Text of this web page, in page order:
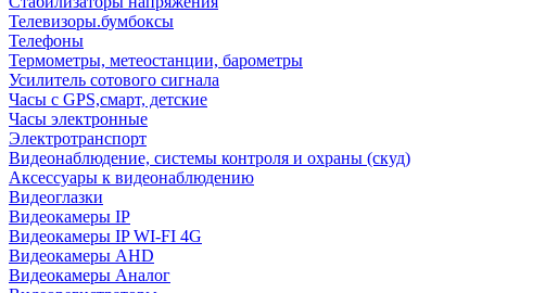
Телевизоры.бумбоксы
Телефоны
Термометры, метеостанции, барометры
Усилитель сотового сигнала
Часы с GPS,смарт, детские
Часы электронные
Электротранспорт
Видеонаблюдение, системы контроля и охраны (скуд)
Аксессуары к видеонаблюдению
Видеоглазки
Видеокамеры IP
Видеокамеры IP WI-FI 4G
Видеокамеры AHD
Видеокамеры Аналог